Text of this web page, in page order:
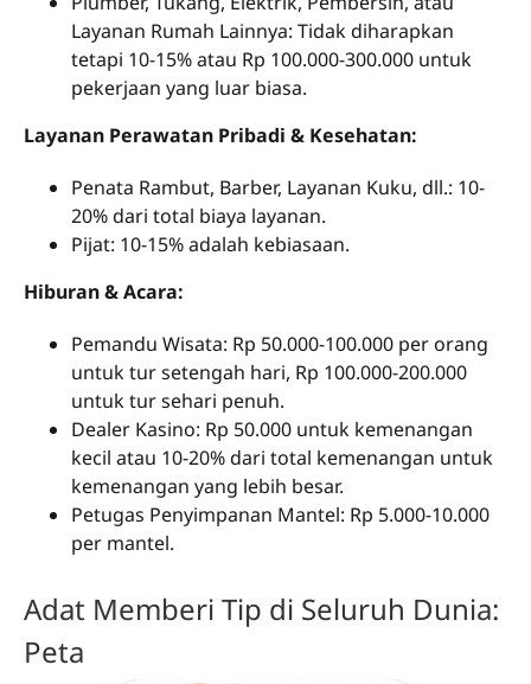
Layanan Rumah Lainnya: Tidak diharapkan
tetapi 10-15% atau Rp 100.000-300.000 untuk
pekerjaan yang luar biasa.
Layanan Perawatan Pribadi & Kesehatan:
Penata Rambut, Barber, Layanan Kuku, dll.: 10-
20% dari total biaya layanan.
Pijat: 10-15% adalah kebiasaan.
Hiburan & Acara:
Pemandu Wisata: Rp 50.000-100.000 per orang
untuk tur setengah hari, Rp 100.000-200.000
untuk tur sehari penuh.
Dealer Kasino: Rp 50.000 untuk kemenangan
kecil atau 10-20% dari total kemenangan untuk
kemenangan yang lebih besar.
Petugas Penyimpanan Mantel: Rp 5.000-10.000
per mantel.
Adat Memberi Tip di Seluruh Dunia:
Peta